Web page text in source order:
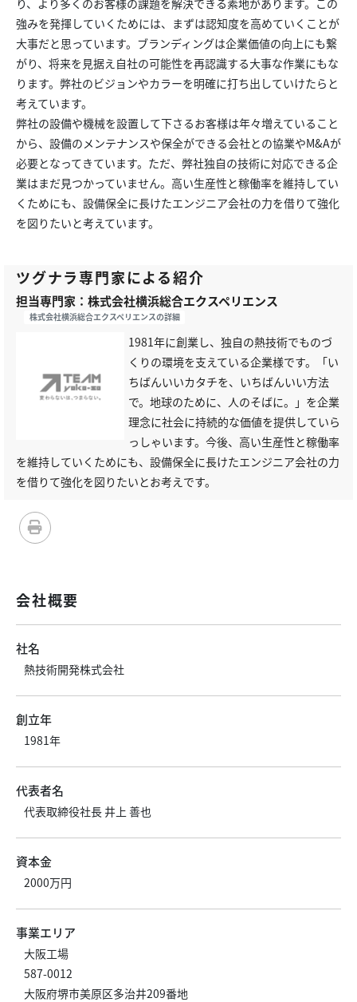
り、より多くのお客様の課題を解決できる素地があります。この
強みを発揮していくためには、まずは認知度を高めていくことが
大事だと思っています。ブランディングは企業価値の向上にも繋
がり、将来を見据え自社の可能性を再認識する大事な作業にもな
ります。弊社のビジョンやカラーを明確に打ち出していけたらと
考えています。
弊社の設備や機械を設置して下さるお客様は年々増えていること
から、設備のメンテナンスや保全ができる会社との協業やM&Aが
必要となってきています。ただ、弊社独自の技術に対応できる企
業はまだ見つかっていません。高い生産性と稼働率を維持してい
くためにも、設備保全に長けたエンジニア会社の力を借りて強化
を図りたいと考えています。
ツグナラ専門家による紹介
担当専門家：株式会社横浜総合エクスペリエンス
株式会社横浜総合エクスペリエンスの詳細
1981年に創業し、独自の熱技術でものづ
くりの環境を支えている企業様です。「い
ちばんいいカタチを、いちばんいい方法
で。地球のために、人のそばに。」を企業
理念に社会に持続的な価値を提供していら
っしゃいます。今後、高い生産性と稼働率
を維持していくためにも、設備保全に長けたエンジニア会社の力
を借りて強化を図りたいとお考えです。
会社概要
社名
熱技術開発株式会社
創立年
1981年
代表者名
代表取締役社長 井上 善也
資本金
2000万円
事業エリア
大阪工場
587-0012
大阪府堺市美原区多治井209番地